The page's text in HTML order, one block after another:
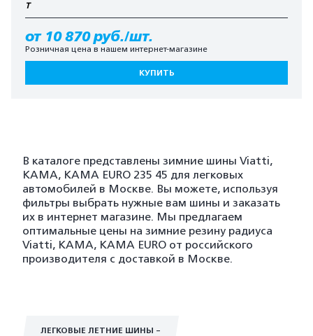
T
от 10 870 руб./шт.
Розничная цена в нашем интернет-магазине
КУПИТЬ
В каталоге представлены зимние шины Viatti,
KAMA, KAMA EURO 235 45 для легковых
автомобилей в Москве. Вы можете, используя
фильтры выбрать нужные вам шины и заказать
их в интернет магазине. Мы предлагаем
оптимальные цены на зимние резину радиуса
Viatti, KAMA, KAMA EURO от российского
производителя с доставкой в Москве.
ЛЕГКОВЫЕ ЛЕТНИЕ ШИНЫ -